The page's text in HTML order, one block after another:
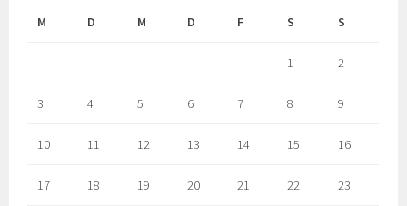
M
D M D F S S
1 2
3 4 5 6 7 8 9
10 11 12 13 14 15 16
17 18 19 20 21 22 23